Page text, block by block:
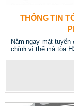
THÔNG TIN
Nằm ngay mặt
chính vì thế mà tòa